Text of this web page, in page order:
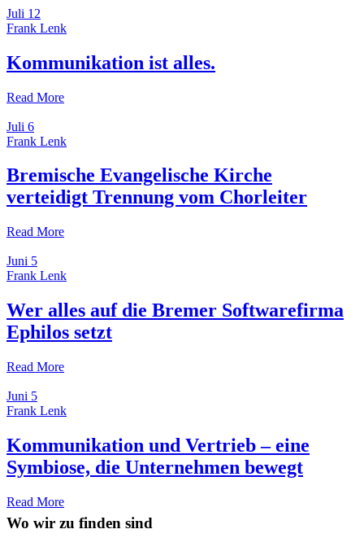
Juli 12
Frank Lenk
Kommunikation ist alles.
Read More
Juli 6
Frank Lenk
Bremische Evangelische Kirche
verteidigt Trennung vom Chorleiter
Read More
Juni 5
Frank Lenk
Wer alles auf die Bremer Softwarefirma
Ephilos setzt
Read More
Juni 5
Frank Lenk
Kommunikation und Vertrieb – eine
Symbiose, die Unternehmen bewegt
Read More
Wo wir zu finden sind